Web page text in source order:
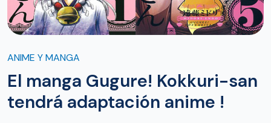
ANIME Y MANGA
El manga Gugure! Kokkuri-san
tendrá adaptación anime !